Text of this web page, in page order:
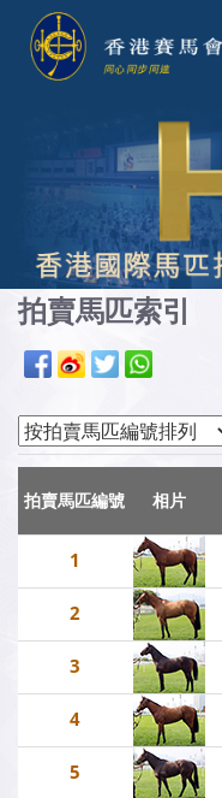
拍賣馬匹索引
拍賣馬匹編號 相片
1
2
3
4
5